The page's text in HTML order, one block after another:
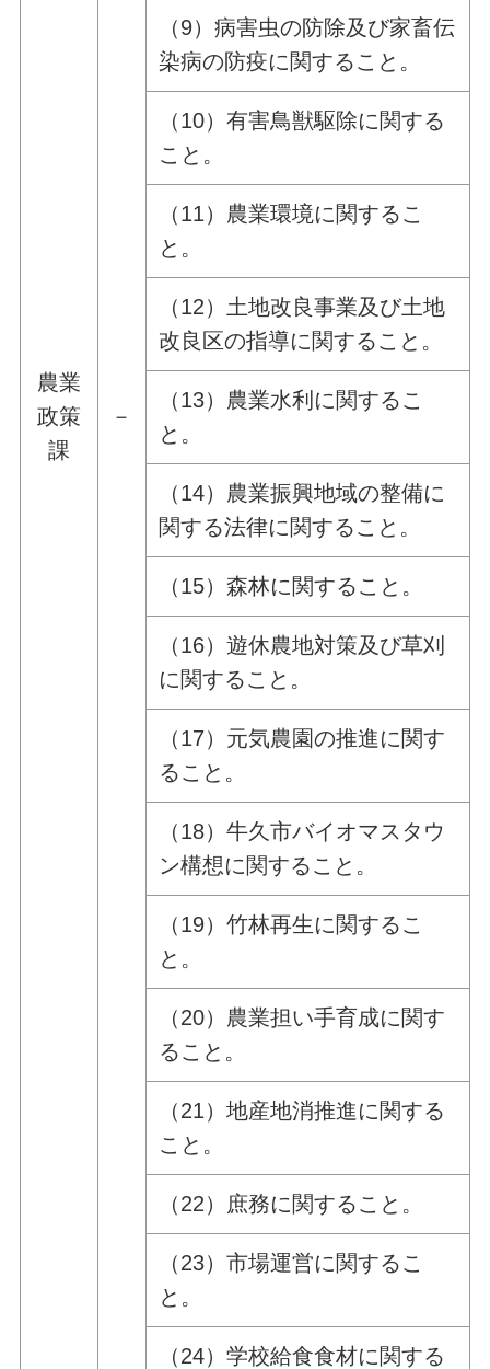
農業
政策
課
－
（9）病害虫の防除及び家畜伝
染病の防疫に関すること。
（10）有害鳥獣駆除に関する
こと。
（11）農業環境に関するこ
と。
（12）土地改良事業及び土地
改良区の指導に関すること。
（13）農業水利に関するこ
と。
（14）農業振興地域の整備に
関する法律に関すること。
（15）森林に関すること。
（16）遊休農地対策及び草刈
に関すること。
（17）元気農園の推進に関す
ること。
（18）牛久市バイオマスタウ
ン構想に関すること。
（19）竹林再生に関するこ
と。
（20）農業担い手育成に関す
ること。
（21）地産地消推進に関する
こと。
（22）庶務に関すること。
（23）市場運営に関するこ
と。
（24）学校給食食材に関する